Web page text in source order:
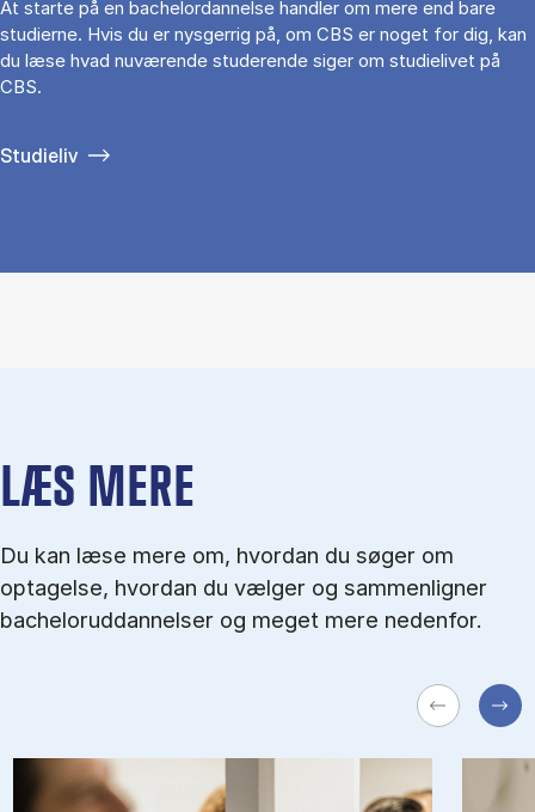
At starte på en bachelordannelse handler om mere end bare
studierne. Hvis du er nysgerrig på, om CBS er noget for dig, kan
du læse hvad nuværende studerende siger om studielivet på
CBS.
Studieliv
LÆS MERE
Du kan læse mere om, hvordan du søger om
optagelse, hvordan du vælger og sammenligner
bacheloruddannelser og meget mere nedenfor.